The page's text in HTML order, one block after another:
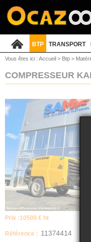
BTP TRANSPORT
Vous êtes ici : Accueil > Btp >
COMPRESSEUR
Prix :10500 € ht
Référence : 11374414